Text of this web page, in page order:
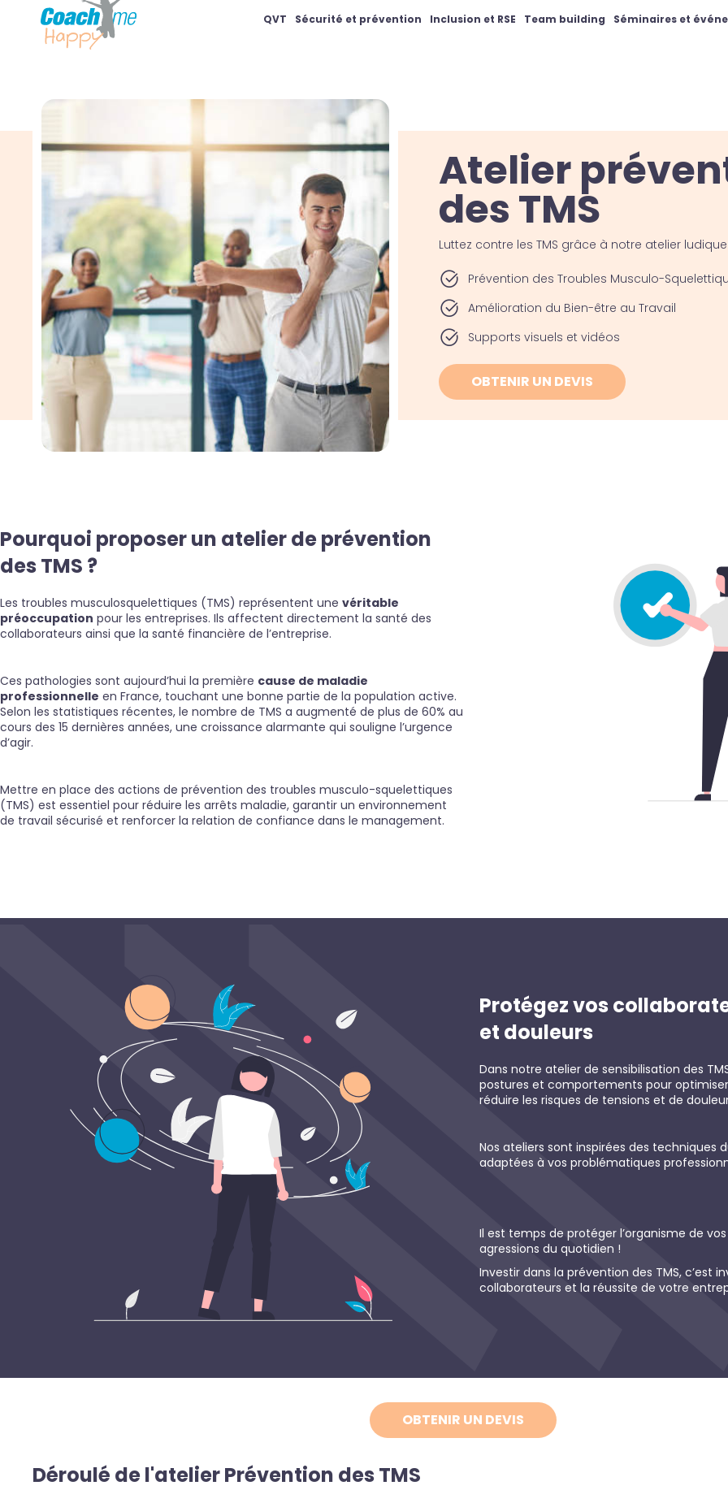
QVT Sécurité et prévention Inclusion et RSE Team building Séminaires et
Atelier
des TMS
Luttez contre les TMS grâce à notre atelier
Prévention des Troubles Musculo-
Amélioration du Bien-être au Travail
Supports visuels et vidéos
OBTENIR UN DEVIS
Pourquoi proposer un atelier de prévention
des TMS ?
Les troubles musculosquelettiques (TMS) représentent une véritable
préoccupation pour les entreprises. Ils affectent directement la santé des
collaborateurs ainsi que la santé financière de l’entreprise.
Ces pathologies sont aujourd’hui la première cause de maladie
professionnelle en France, touchant une bonne partie de la population active.
Selon les statistiques récentes, le nombre de TMS a augmenté de plus de 60% au
cours des 15 dernières années, une croissance alarmante qui souligne l’urgence
d’agir.
Mettre en place des actions de prévention des troubles musculo-squelettiques
(TMS) est essentiel pour réduire les arrêts maladie, garantir un environnement
de travail sécurisé et renforcer la relation de confiance dans le management.
Protégez vos
et douleurs
Dans notre atelier de sensibilisation des
postures et comportements pour
réduire les risques de tensions et de
Nos ateliers sont inspirées des techniques
adaptées à vos problématiques
Il est temps de protéger l’organisme de
agressions du quotidien !
Investir dans la prévention des TMS, c’est
collaborateurs et la réussite de votre
OBTENIR UN DEVIS
Déroulé de l'atelier Prévention des TMS